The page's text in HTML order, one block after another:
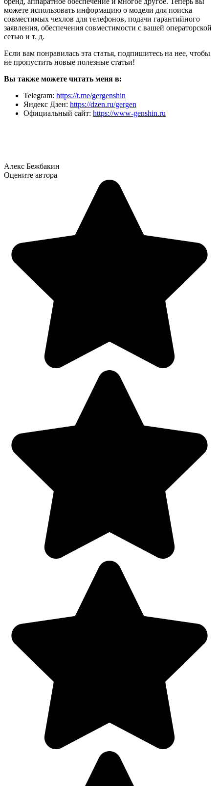
можете использовать информацию о модели для поиска
совместимых чехлов для телефонов, подачи гарантийного
заявления, обеспечения совместимости с вашей операторской
сетью и т. д.
Если вам понравилась эта статья, подпишитесь на нее, чтобы
не пропустить новые полезные статьи!
Вы также можете читать меня в:
Telegram: https://t.me/gergenshin
Яндекс Дзен: https://dzen.ru/gergen
Официальный сайт: https://www-genshin.ru
Алекс Бежбакин
Оцените автора